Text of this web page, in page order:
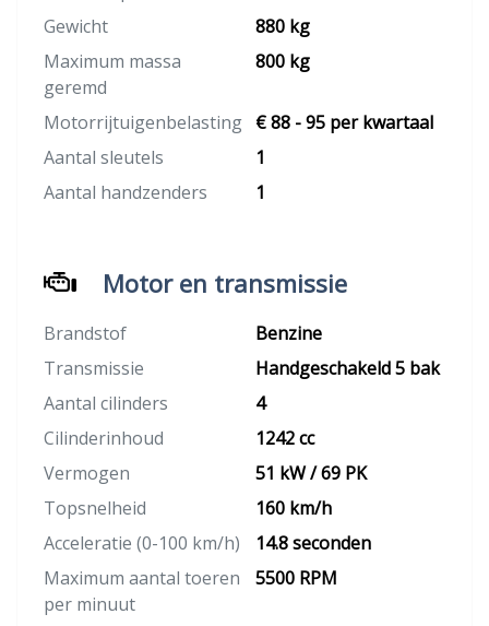
Gewicht
880 kg
Maximum massa
geremd
800 kg
Motorrijtuigenbelasting € 88 - 95 per kwartaal
Aantal sleutels
1
Aantal handzenders
1
Motor en transmissie
Brandstof
Benzine
Transmissie
Handgeschakeld 5 bak
Aantal cilinders
4
Cilinderinhoud
1242 cc
Vermogen
51 kW / 69 PK
Topsnelheid
160 km/h
Acceleratie (0-100 km/h)
14.8 seconden
Maximum aantal toeren
per minuut
5500 RPM